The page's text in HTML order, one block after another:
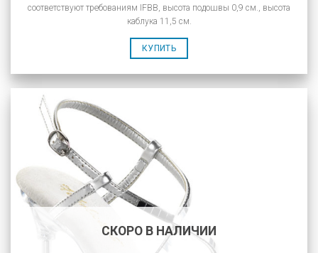
соответствуют требованиям IFBB, высота подошвы 0,9 см., высота
каблука 11,5 см.
КУПИТЬ
СКОРО В НАЛИЧИИ